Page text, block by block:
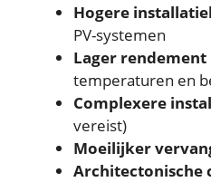
Hogere
PV-systemen
Lager rendement
temperaturen en
Complexere
vereist)
Moeilijker
Architectonische